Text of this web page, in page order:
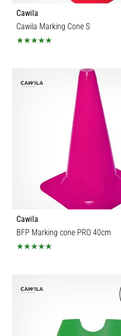
Cawila
Cawila Marking Cone S
Универсален размер
Cawila
BFP Marking cone PRO 40cm